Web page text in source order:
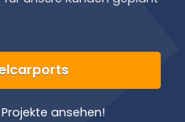
ansehen!